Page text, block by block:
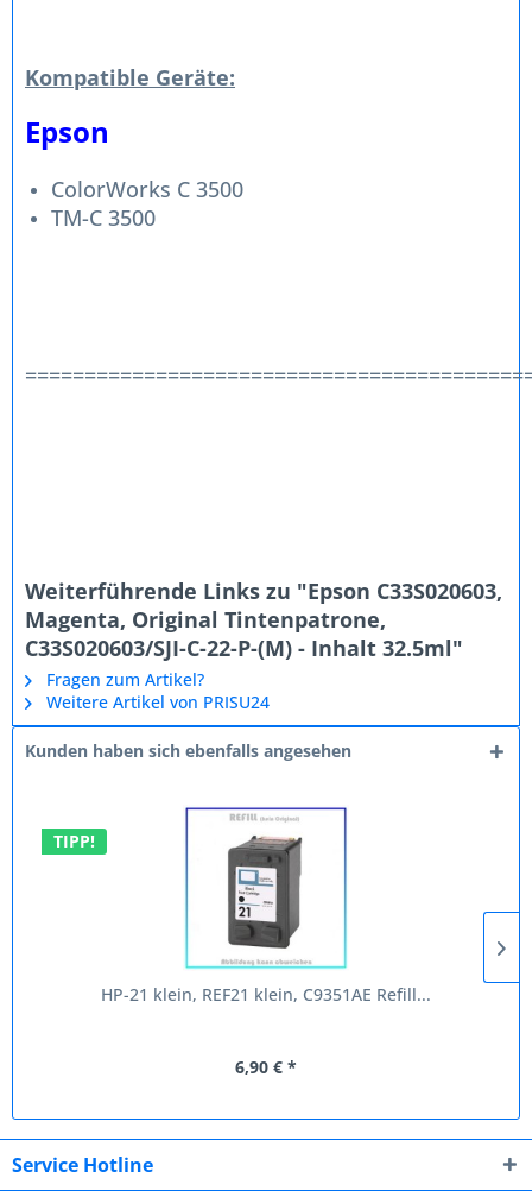
Kompatible Geräte:
Epson
ColorWorks C 3500
TM-C 3500
Weiterführende Links zu "Epson C33S020603,
Magenta, Original Tintenpatrone,
C33S020603/SJI-C-22-P-(M) - Inhalt 32.5ml"
Fragen zum Artikel?
Weitere Artikel von PRISU24
Kunden haben sich ebenfalls angesehen
TIPP!
HP-21 klein, REF21 klein, C9351AE Refill...
6,90 € *
Service Hotline